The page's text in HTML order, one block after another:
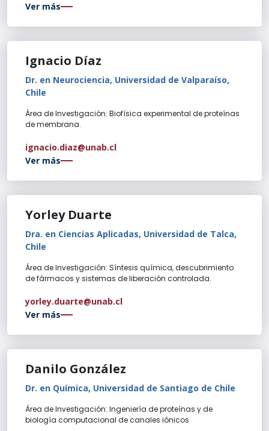
Ver más
Ignacio Díaz
Dr. en Neurociencia, Universidad de Valparaíso,
Chile
Área de Investigación: Biofísica experimental de proteínas
de membrana.
ignacio.diaz@unab.cl
Ver más
Yorley Duarte
Dra. en Ciencias Aplicadas, Universidad de Talca,
Chile
Área de Investigación: Síntesis química, descubrimiento
de fármacos y sistemas de liberación controlada.
yorley.duarte@unab.cl
Ver más
Danilo González
Dr. en Química, Universidad de Santiago de Chile
Área de Investigación: Ingeniería de proteínas y de
biología computacional de canales iónicos.